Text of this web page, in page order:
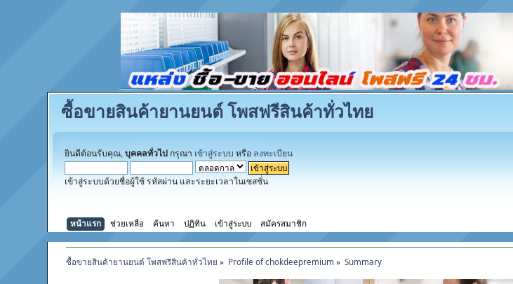
ซื้อขายสินค้ายานยนต์ โพสฟรีสินค้าทั่วไทย
ยินดีต้อนรับคุณ,บุคคลทั่วไป กรุณา เข้าสู่ระบบ หรือ ลงทะเบียน
เข้าสู่ระบบด้วยชื่อผู้ใช้ รหัสผ่าน และระยะเวลาในเซสชั่น
หน้าแรก ช่วยเหลือ ค้นหา ปฏิทิน เข้าสู่ระบบ สมัครสมาชิก
ซื้อขายสินค้ายานยนต์ โพสฟรีสินค้าทั่วไทย » Profile of chokdeepremium » Summary